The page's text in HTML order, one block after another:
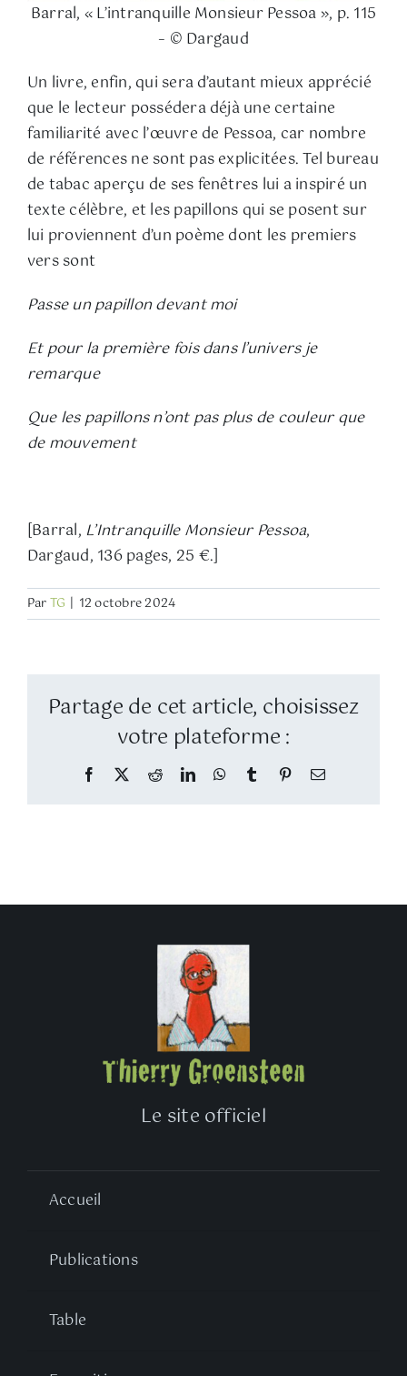
Barral, « L’intranquille Monsieur Pessoa », p. 115
– © Dargaud
Un livre, enfin, qui sera d’autant mieux apprécié
que le lecteur possédera déjà une certaine
familiarité avec l’œuvre de Pessoa, car nombre
de références ne sont pas explicitées. Tel bureau
de tabac aperçu de ses fenêtres lui a inspiré un
texte célèbre, et les papillons qui se posent sur
lui proviennent d’un poème dont les premiers
vers sont
Passe un papillon devant moi
Et pour la première fois dans l’univers je
remarque
Que les papillons n’ont pas plus de couleur que
de mouvement
[Barral, L’Intranquille Monsieur Pessoa,
Dargaud, 136 pages, 25 €.]
ParTG | 12 octobre 2024
Partage de cet article, choisissez
votre plateforme :
Facebook
TwitterRedditLinkedInWhatsApp
TumblrPinterestEmail
Le site officiel
Accueil
Publications
Table